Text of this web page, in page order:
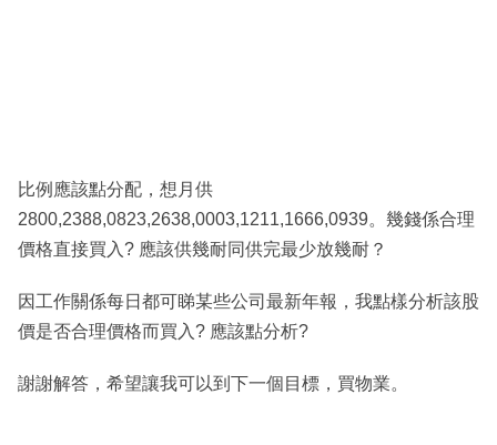
比例應該點分配，想月供
2800,2388,0823,2638,0003,1211,1666,0939。幾錢係合理
價格直接買入? 應該供幾耐同供完最少放幾耐？
因工作關係每日都可睇某些公司最新年報，我點樣分析該股
價是否合理價格而買入? 應該點分析?
謝謝解答，希望讓我可以到下一個目標，買物業。